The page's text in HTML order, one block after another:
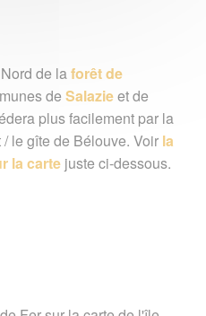
de laforêt de
de Salazieet de
plus facilement par la
le gîte de Bélouve. Voir la
la cartejuste ci-dessous.